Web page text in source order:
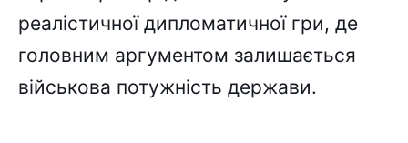
реалістичної дипломатичної гри, де
головним аргументом залишається
військова потужність держави.